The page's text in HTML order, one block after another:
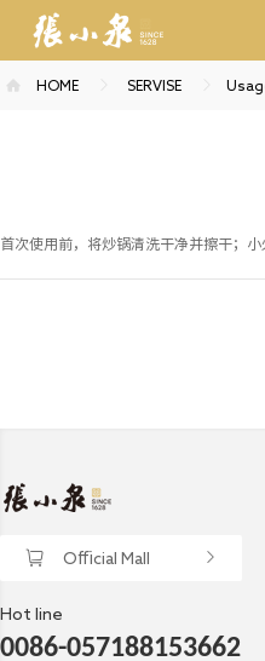
HOME SERVISE
首次使用前，将炒锅清洗干净并擦干； 小
Official Mall
Hot line
0086-057188153662